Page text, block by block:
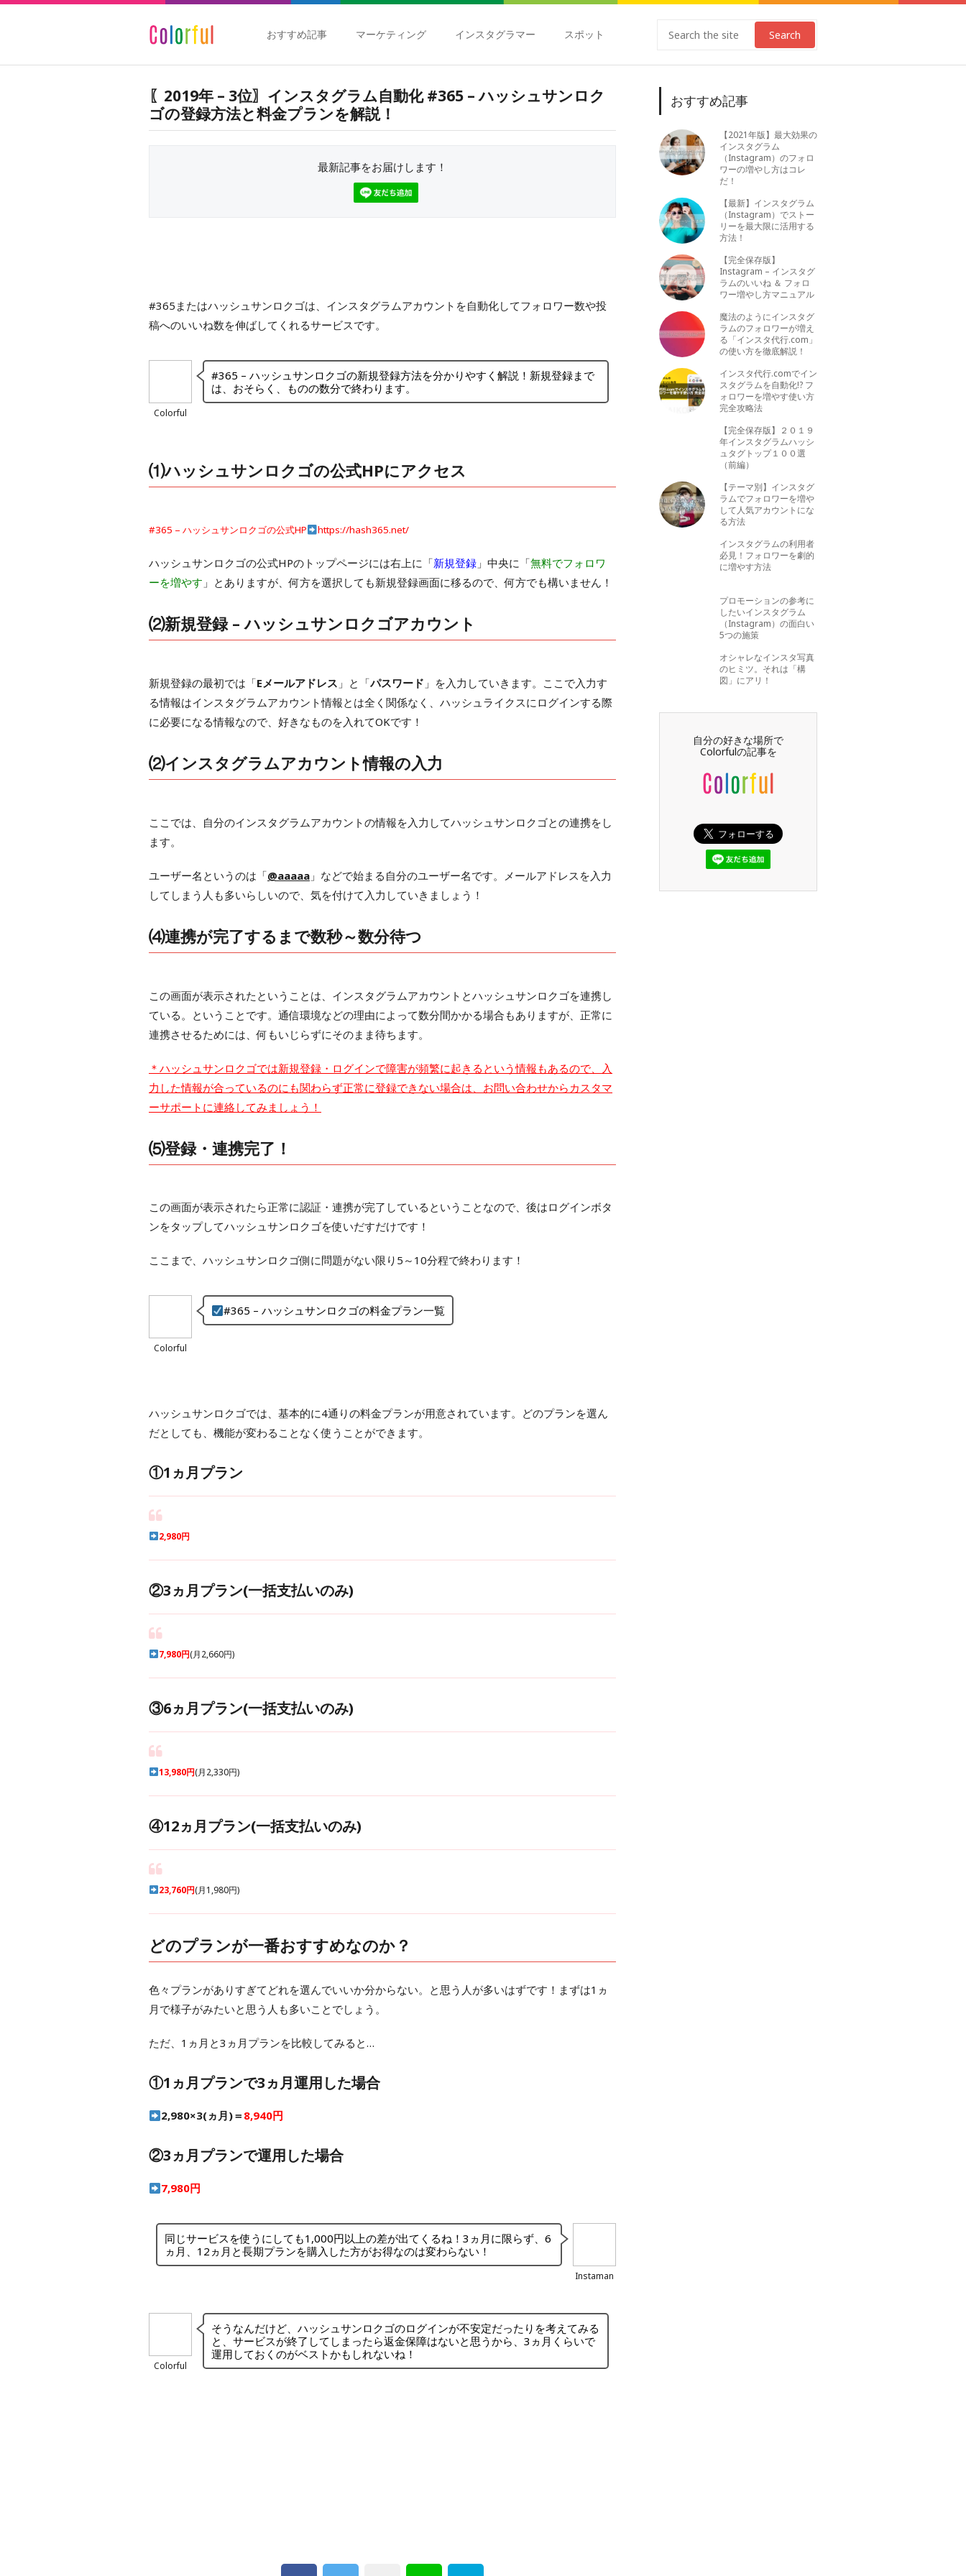
おすすめ記事 マーケティング インスタグラマー スポット Search
〖2019年 – 3位〗インスタグラム自動化 #365 – ハッシュサンロク
ゴの登録方法と料金プランを解説！
最新記事をお届けします！
#365またはハッシュサンロクゴは、インスタグラムアカウントを自動化してフォロワー数や投
稿へのいいね数を伸ばしてくれるサービスです。
Colorful
#365 – ハッシュサンロクゴの新規登録方法を分かりやすく解説！新規登録まで
は、おそらく、ものの数分で終わります。
⑴ハッシュサンロクゴの公式HPにアクセス
#365 – ハッシュサンロクゴの公式HP https://hash365.net/
ハッシュサンロクゴの公式HPのトップページには右上に「新規登録 」中央に「無料でフォロワ
ーを増やす 」とありますが、何方を選択しても新規登録画面に移るので、何方でも構いません！
⑵新規登録 – ハッシュサンロクゴアカウント
新規登録の最初では「Eメールアドレス 」と「パスワード 」を入力していきます。ここで入力す
る情報はインスタグラムアカウント情報とは全く関係なく、ハッシュライクスにログインする際
に必要になる情報なので、好きなものを入れてOKです！
⑵インスタグラムアカウント情報の入力
ここでは、自分のインスタグラムアカウントの情報を入力してハッシュサンロクゴとの連携をし
ます。
ユーザー名というのは「@aaaaa 」などで始まる自分のユーザー名です。メールアドレスを入力
してしまう人も多いらしいので、気を付けて入力していきましょう！
⑷連携が完了するまで数秒～数分待つ
この画面が表示されたということは、インスタグラムアカウントとハッシュサンロクゴを連携し
ている。ということです。通信環境などの理由によって数分間かかる場合もありますが、正常に
連携させるためには、何もいじらずにそのまま待ちます。
＊ハッシュサンロクゴでは新規登録・ログインで障害が頻繁に起きるという情報もあるので、入
力した情報が合っているのにも関わらず正常に登録できない場合は、お問い合わせからカスタマ
ーサポートに連絡してみましょう！
⑸登録・連携完了！
この画面が表示されたら正常に認証・連携が完了しているということなので、後はログインボタ
ンをタップしてハッシュサンロクゴを使いだすだけです！
ここまで、ハッシュサンロクゴ側に問題がない限り5～10分程で終わります！
Colorful
#365 – ハッシュサンロクゴの料金プラン一覧
ハッシュサンロクゴでは、基本的に4通りの料金プランが用意されています。どのプランを選ん
だとしても、機能が変わることなく使うことができます。
①1ヵ月プラン
2,980円
②3ヵ月プラン(一括支払いのみ)
7,980円(月2,660円)
③6ヵ月プラン(一括支払いのみ)
13,980円(月2,330円)
④12ヵ月プラン(一括支払いのみ)
23,760円(月1,980円)
どのプランが一番おすすめなのか？
色々プランがありすぎてどれを選んでいいか分からない。と思う人が多いはずです！まずは1ヵ
月で様子がみたいと思う人も多いことでしょう。
ただ、1ヵ月と3ヵ月プランを比較してみると…
①1ヵ月プランで3ヵ月運用した場合
2,980×3(ヵ月)＝ 8,940円
②3ヵ月プランで運用した場合
7,980円
Instaman
同じサービスを使うにしても1,000円以上の差が出てくるね！3ヵ月に限らず、6
ヵ月、12ヵ月と長期プランを購入した方がお得なのは変わらない！
Colorful
そうなんだけど、ハッシュサンロクゴのログインが不安定だったりを考えてみる
と、サービスが終了してしまったら返金保障はないと思うから、3ヵ月くらいで
運用しておくのがベストかもしれないね！
おすすめ記事
【2021年版】最大効果の
インスタグラム
（Instagram）のフォロ
ワーの増やし方はコレ
だ！
【最新】インスタグラム
（Instagram）でストー
リーを最大限に活用する
方法！
【完全保存版】
Instagram – インスタグ
ラムのいいね ＆ フォロ
ワー増やし方マニュアル
魔法のようにインスタグ
ラムのフォロワーが増え
る「インスタ代行.com」
の使い方を徹底解説！
インスタ代行.comでイン
スタグラムを自動化!? フ
ォロワーを増やす使い方
完全攻略法
【完全保存版】２０１９
年インスタグラムハッシ
ュタグトップ１００選
（前編）
【テーマ別】インスタグ
ラムでフォロワーを増や
して人気アカウントにな
る方法
インスタグラムの利用者
必見！フォロワーを劇的
に増やす方法
プロモーションの参考に
したいインスタグラム
（Instagram）の面白い
5つの施策
オシャレなインスタ写真
のヒミツ。それは「構
図」にアリ！
自分の好きな場所で
Colorfulの記事を